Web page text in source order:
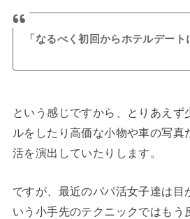
「なるべく初回からホテルデート
という感じですから、とりあえず
ルをしたり高価な小物や車の写真
活を演出していたりします。
ですが、最近のパパ活女子達は目
いう小手先のテクニックではもう